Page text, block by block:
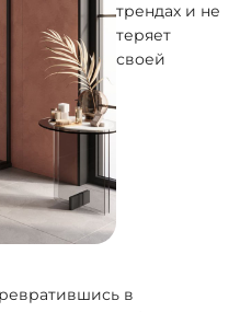
трендах и не
теряет
своей
в